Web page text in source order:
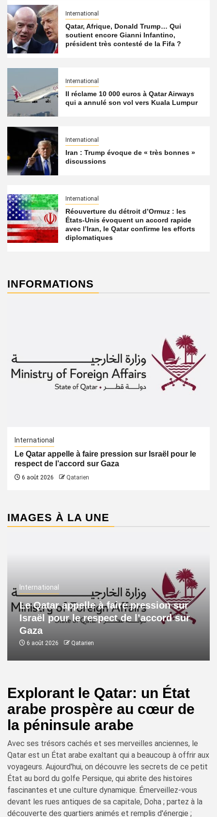
International
Qatar, Afrique, Donald Trump… Qui
soutient encore Gianni Infantino,
président très contesté de la Fifa ?
International
Il réclame 10 000 euros à Qatar Airways
qui a annulé son vol vers Kuala Lumpur
International
Iran : Trump évoque de « très bonnes »
discussions
International
Réouverture du détroit d’Ormuz : les
États-Unis évoquent un accord rapide
avec l’Iran, le Qatar confirme les efforts
diplomatiques
INFORMATIONS
International
Le Qatar appelle à faire pression sur Israël pour le
respect de l’accord sur Gaza
6 août 2026 Qatarien
IMAGES À LA UNE
International
Le Qatar appelle à faire pression sur
Israël pour le respect de l’accord sur
Gaza
6 août 2026 Qatarien
Explorant le Qatar: un État
arabe prospère au cœur de
la péninsule arabe
Avec ses trésors cachés et ses merveilles anciennes, le
Qatar est un État arabe exaltant qui a beaucoup à offrir aux
voyageurs. Aujourd'hui, on découvre les secrets de ce petit
État au bord du golfe Persique, qui abrite des histoires
fascinantes et une culture dynamique. Émerveillez-vous
devant les rues antiques de sa capitale, Doha ; partez à la
découverte des quartiers animés et remplis d'énergie ;